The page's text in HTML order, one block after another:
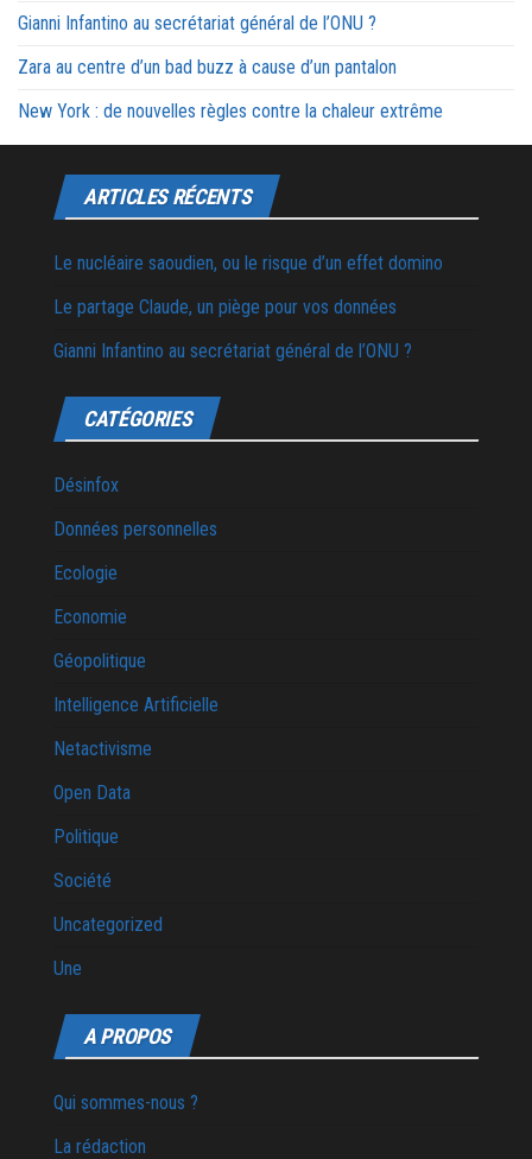
Gianni Infantino au secrétariat général de l’ONU ?
Zara au centre d’un bad buzz à cause d’un pantalon
New York : de nouvelles règles contre la chaleur extrême
ARTICLES RÉCENTS
Le nucléaire saoudien, ou le risque d’un effet domino
Le partage Claude, un piège pour vos données
Gianni Infantino au secrétariat général de l’ONU ?
CATÉGORIES
Désinfox
Données personnelles
Ecologie
Economie
Géopolitique
Intelligence Artificielle
Netactivisme
Open Data
Politique
Société
Uncategorized
Une
A PROPOS
Qui sommes-nous ?
La rédaction